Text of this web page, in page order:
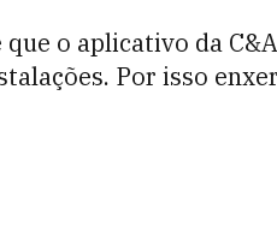
o aplicativo da
Por isso